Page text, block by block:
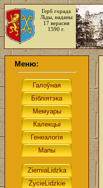
Герб горада
Ліды, наданы
17 верасня
1590 г.
Меню: